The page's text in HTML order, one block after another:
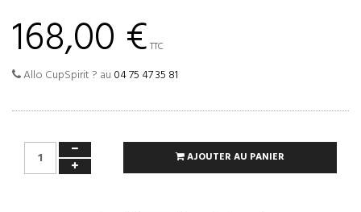
168,00 € TTC
Allo CupSpirit ? au 04 75 47 35 81
AJOUTER AU PANIER